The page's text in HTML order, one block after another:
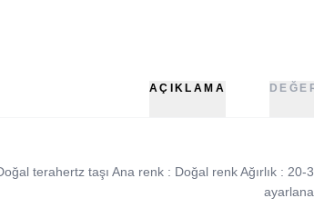
AÇIKLAMA
terahertz taşı Ana renk : Doğal renk Ağırlık :